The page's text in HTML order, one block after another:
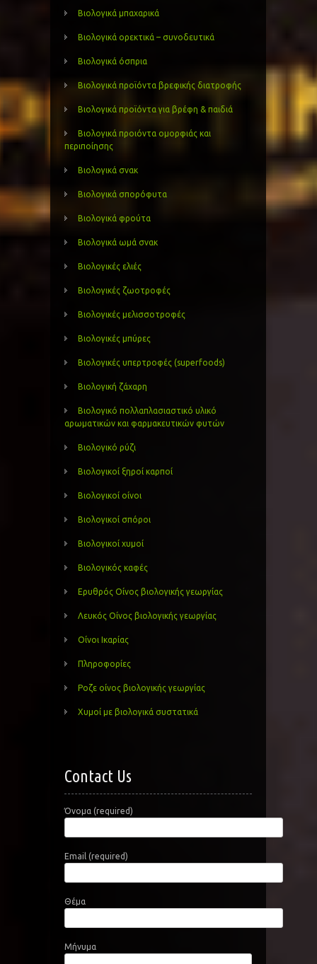
Βιολογικά μπαχαρικά
Βιολογικά ορεκτικά – συνοδευτικά
Βιολογικά όσπρια
Βιολογικά προϊόντα βρεφικής διατροφής
Βιολογικά προϊόντα για βρέφη & παιδιά
Βιολογικά προιόντα ομορφιάς και
περιποίησης
Βιολογικά σνακ
Βιολογικά σπορόφυτα
Βιολογικά φρούτα
Βιολογικά ωμά σνακ
Βιολογικές ελιές
Βιολογικές ζωοτροφές
Βιολογικές μελισσοτροφές
Βιολογικές μπύρες
Βιολογικές υπερτροφές (superfoods)
Βιολογική ζάχαρη
Βιολογικό πολλαπλασιαστικό υλικό
αρωματικών και φαρμακευτικών φυτών
Βιολογικό ρύζι
Βιολογικοί ξηροί καρποί
Βιολογικοί οίνοι
Βιολογικοί σπόροι
Βιολογικοί χυμοί
Βιολογικός καφές
Ερυθρός Οίνος βιολογικής γεωργίας
Λευκός Οίνος βιολογικής γεωργίας
Οίνοι Ικαρίας
Πληροφορίες
Ροζε οίνος βιολογικής γεωργίας
Χυμοί με βιολογικά συστατικά
Contact Us
Όνομα (required)
Email (required)
Θέμα
Μήνυμα